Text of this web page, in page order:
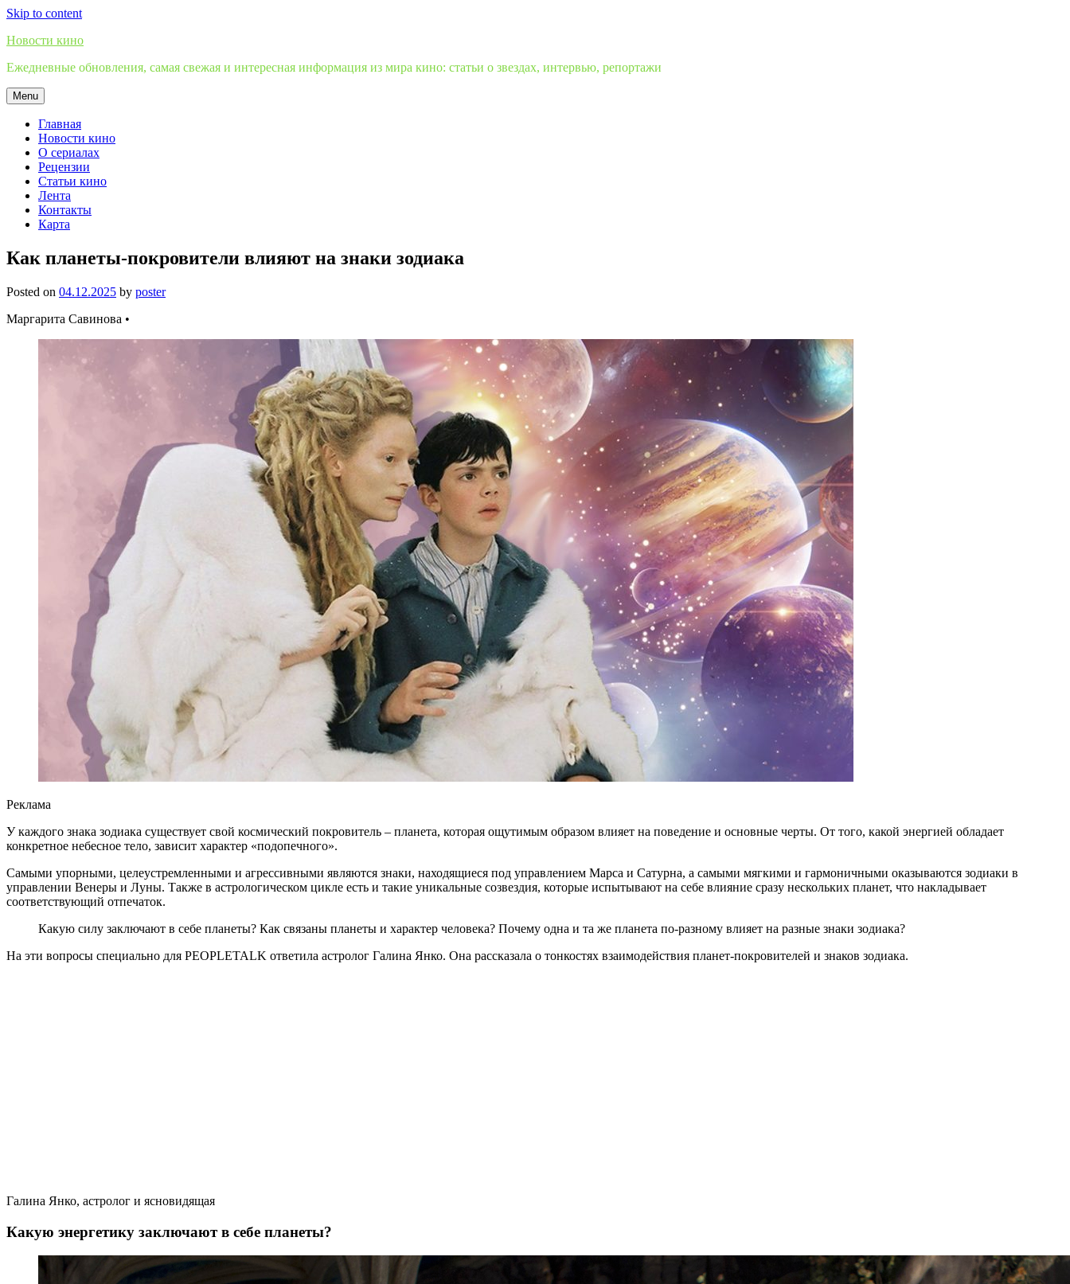
Skip to content
Новости кино
Ежедневные обновления, самая свежая и интересная информация из мира кино: статьи о звездах, интервью, репортажи
Menu
Главная
Новости кино
О сериалах
Рецензии
Статьи кино
Лента
Контакты
Карта
Как планеты-покровители влияют на знаки зодиака
Posted on 04.12.2025 by poster
Маргарита Савинова •
Реклама
У каждого знака зодиака существует свой космический покровитель – планета, которая ощутимым образом влияет на поведение и основные черты. От того, какой энергией обладает
конкретное небесное тело, зависит характер «подопечного».
Самыми упорными, целеустремленными и агрессивными являются знаки, находящиеся под управлением Марса и Сатурна, а самыми мягкими и гармоничными оказываются зодиаки в
управлении Венеры и Луны. Также в астрологическом цикле есть и такие уникальные созвездия, которые испытывают на себе влияние сразу нескольких планет, что накладывает
соответствующий отпечаток.
Какую силу заключают в себе планеты? Как связаны планеты и характер человека? Почему одна и та же планета по-разному влияет на разные знаки зодиака?
На эти вопросы специально для PEOPLETALK ответила астролог Галина Янко. Она рассказала о тонкостях взаимодействия планет-покровителей и знаков зодиака.
Галина Янко, астролог и ясновидящая
Какую энергетику заключают в себе планеты?